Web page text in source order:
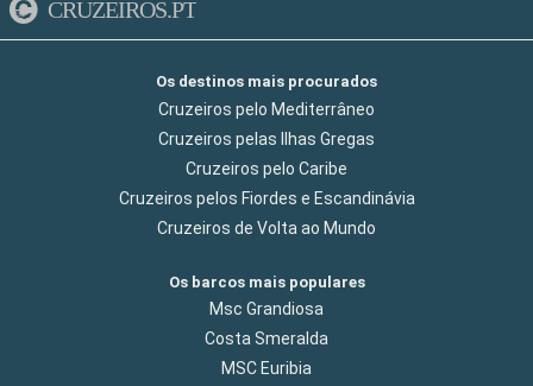
CRUZEIROS.PT
Os destinos mais procurados
Cruzeiros pelo Mediterrâneo
Cruzeiros pelas Ilhas Gregas
Cruzeiros pelo Caribe
Cruzeiros pelos Fiordes e Escandinávia
Cruzeiros de Volta ao Mundo
Os barcos mais populares
Msc Grandiosa
Costa Smeralda
MSC Euribia